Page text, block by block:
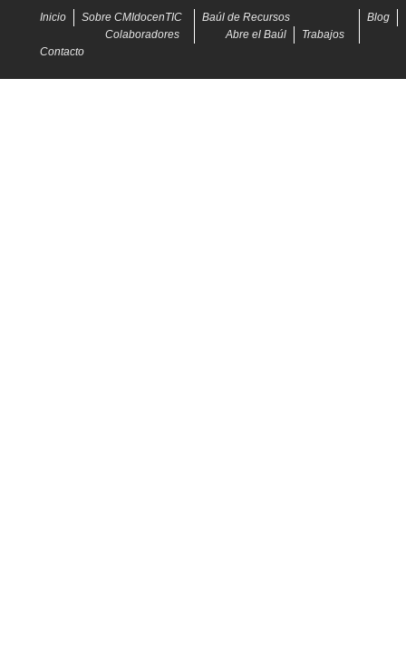
Inicio
Sobre CMIdocenTIC
Colaboradores
Baúl de Recursos
Abre el Baúl
Trabajos
Blog
Contacto